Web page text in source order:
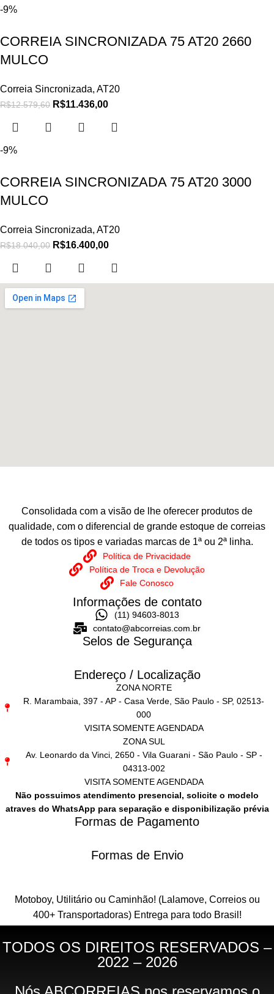
-9%
CORREIA SINCRONIZADA 75 AT20 2660
MULCO
Correia Sincronizada, AT20
R$12.579,60 R$11.436,00
-9%
CORREIA SINCRONIZADA 75 AT20 3000
MULCO
Correia Sincronizada, AT20
R$18.040,00 R$16.400,00
Consolidada com a visão de lhe oferecer produtos de
qualidade, com o diferencial de grande estoque de correias
de todos os tipos e variadas marcas de 1ª ou 2ª linha.
Política de Privacidade
Política de Troca e Devolução
Fale Conosco
Informações de contato
(11) 94603-8013
contato@abcorreias.com.br
Selos de Segurança
Endereço / Localização
ZONA NORTE
R. Marambaia, 397 - AP - Casa Verde, São Paulo - SP, 02513-
000
VISITA SOMENTE AGENDADA
ZONA SUL
Av. Leonardo da Vinci, 2650 - Vila Guarani - São Paulo - SP -
04313-002
VISITA SOMENTE AGENDADA
Não possuimos atendimento presencial, solicite o modelo
atraves do WhatsApp para separação e disponibilização prévia
Formas de Pagamento
Formas de Envio
Motoboy, Utilitário ou Caminhão! (Lalamove, Correios ou
400+ Transportadoras) Entrega para todo Brasil!
TODOS OS DIREITOS RESERVADOS –
2022 – 2026